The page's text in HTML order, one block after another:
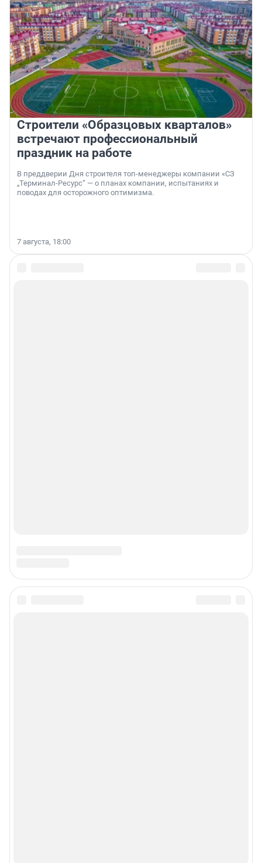
Строители «Образцовых кварталов»
встречают профессиональный
праздник на работе
В преддверии Дня строителя топ-менеджеры компании «СЗ
„Терминал-Ресурс“ — о планах компании, испытаниях и
поводах для осторожного оптимизма.
7 августа, 18:00